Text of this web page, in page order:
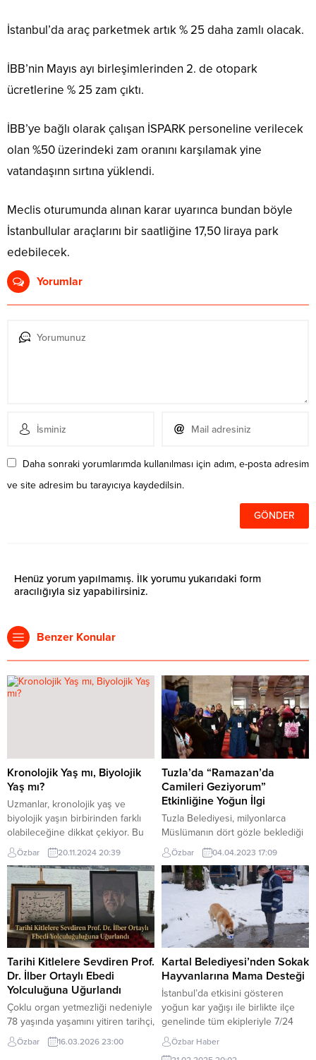
İstanbul’da araç parketmek artık % 25 daha zamlı olacak.
İBB’nin Mayıs ayı birleşimlerinden 2. de otopark
ücretlerine % 25 zam çıktı.
İBB’ye bağlı olarak çalışan İSPARK personeline verilecek
olan %50 üzerindeki zam oranını karşılamak yine
vatandaşınn sırtına yüklendi.
Meclis oturumunda alınan karar uyarınca bundan böyle
İstanbullular araçlarını bir saatliğine 17,50 liraya park
edebilecek.
Yorumlar
Daha sonraki yorumlarımda kullanılması için adım, e-posta adresim
ve site adresim bu tarayıcıya kaydedilsin.
Henüz yorum yapılmamış. İlk yorumu yukarıdaki form
aracılığıyla siz yapabilirsiniz.
Benzer Konular
Kronolojik Yaş mı, Biyolojik
Yaş mı?
Uzmanlar, kronolojik yaş ve
biyolojik yaşın birbirinden farklı
olabileceğine dikkat çekiyor. Bu
yaşların belirlenmesinde ise
sağlıklı yaşam biçimi ve
alışkanlıkları büyük önem
taşıyor.Yaş almak, insanın
kaçınılmaz gerçekliklerinden biri.
Takvimde ilerleyen yıllar teknik
olarak yaş almanın göstergesi
olsa da beden ve zihin yaşı her
zaman bu sayılara paralel
ilerlemiyor. Bu noktada...
Özbar 20.11.2024 20:39
Tuzla’da “Ramazan’da
Camileri Geziyorum”
Etkinliğine Yoğun İlgi
Tuzla Belediyesi, milyonlarca
Müslümanın dört gözle beklediği
11 ayın sultanı Ramazan ayına özel
‘Ramazan’da camileri geziyorum’
etkinliği düzenledi. Tuzla Belediye
Başkanı Dr. Şadi Yazıcı’nın
öncülüğünde her Ramazan
ayında düzenlenen etkinlik
kapsamında, Tuzlalı vatandaşlar
Süleymaniye Cami’sini gezerek,
rehber eşliğinde caminin tarihini
de öğrenme fırsatı yakaladılar.
Kontenjanlı sınırlı etkinliğe Tuzlalı
vatandaşlar yoğun...
Özbar 04.04.2023 17:09
Tarihi Kitlelere Sevdiren Prof.
Dr. İlber Ortaylı Ebedi
Yolculuğuna Uğurlandı
Çoklu organ yetmezliği nedeniyle
78 yaşında yaşamını yitiren tarihçi,
akademisyen ve yazar İlber
Ortaylı, son yolculuğuna
Özbar 16.03.2026 23:00
Kartal Belediyesi’nden Sokak
Hayvanlarına Mama Desteği
İstanbul’da etkisini gösteren
yoğun kar yağışı ile birlikte ilçe
genelinde tüm ekipleriyle 7/24
hizmet veren Kartal Belediyesi,
sokak hayvanlarını da unutmadı.
Özbar Haber